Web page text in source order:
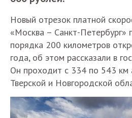
Новый отрезок платной
«Москва – Санкт-Петербург»
порядка 200 километров
года, об этом рассказали в
Он проходит с 334 по 543 км
Тверской и Новгородской